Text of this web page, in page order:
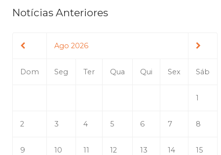
Notícias Anteriores
Ago 2026
Dom Seg Ter Qua Qui Sex Sáb
1
2 3 4 5 6 7 8
9 10 11 12 13 14 15